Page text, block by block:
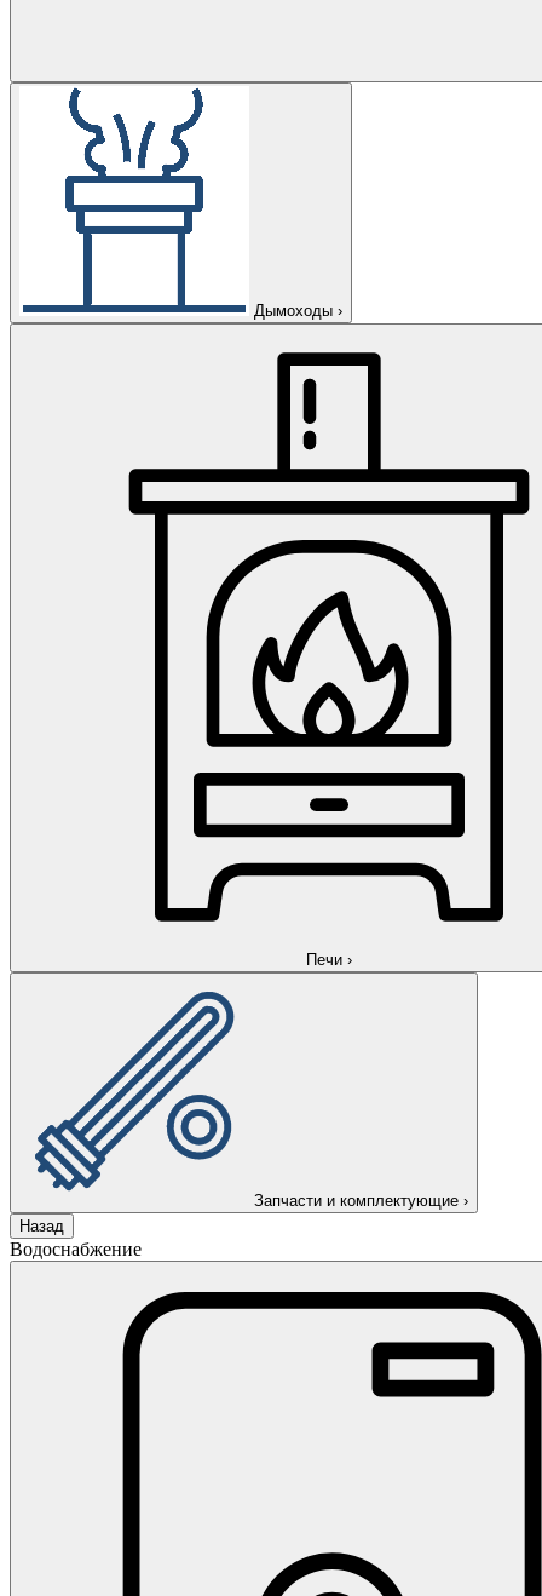
Дымоходы ›
Печи ›
Запчасти и комплектующие ›
Назад
Водоснабжение